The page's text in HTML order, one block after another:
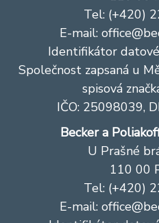
Tel: (+420)
E-mail:
Identifikátor
Společnost zapsaná u
spisová
IČO: 25098039,
Becker a
U Prašné
110 00
Tel: (+420)
E-mail: